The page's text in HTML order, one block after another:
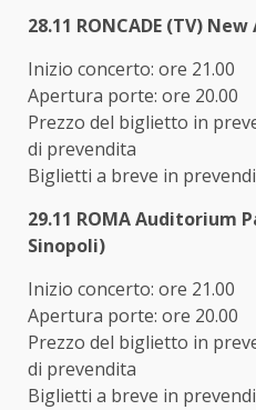
28.11 RONCADE (TV)
Inizio concerto: ore 21.00
Apertura porte: ore 20.00
Prezzo del biglietto in
di prevendita
Biglietti a breve in
29.11 ROMA Auditorium
Sinopoli)
Inizio concerto: ore 21.00
Apertura porte: ore 20.00
Prezzo del biglietto in
di prevendita
Biglietti a breve in